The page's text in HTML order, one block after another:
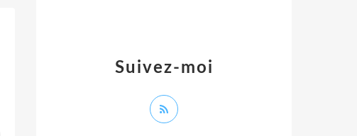
Suivez-moi